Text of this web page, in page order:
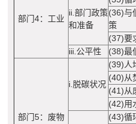
部门4：工业
ii.部门政策
和准备
(36)与
策
(37)要
iii.公平性
(38)最
部门5：废物
i.脱碳状况
(39)人
(40)从
(41)从
(42)用
(43)循